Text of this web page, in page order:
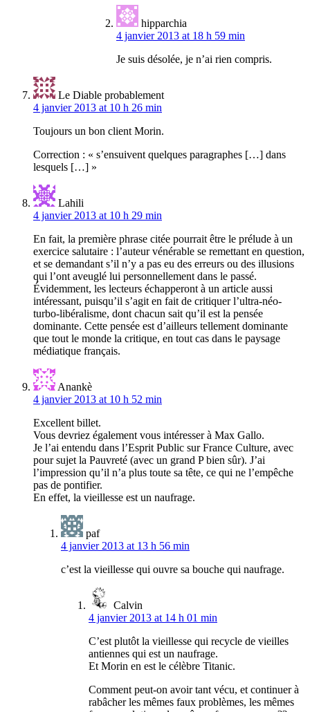
hipparchia
4 janvier 2013 at 18 h 59 min
Je suis désolée, je n’ai rien compris.
Le Diable probablement
4 janvier 2013 at 10 h 26 min
Toujours un bon client Morin.
Correction : « s’ensuivent quelques paragraphes […] dans
lesquels […] »
Lahili
4 janvier 2013 at 10 h 29 min
En fait, la première phrase citée pourrait être le prélude à un
exercice salutaire : l’auteur vénérable se remettant en question,
et se demandant s’il n’y a pas eu des erreurs ou des illusions
qui l’ont aveuglé lui personnellement dans le passé.
Évidemment, les lecteurs échapperont à un article aussi
intéressant, puisqu’il s’agit en fait de critiquer l’ultra-néo-
turbo-libéralisme, dont chacun sait qu’il est la pensée
dominante. Cette pensée est d’ailleurs tellement dominante
que tout le monde la critique, en tout cas dans le paysage
médiatique français.
Anankè
4 janvier 2013 at 10 h 52 min
Excellent billet.
Vous devriez également vous intéresser à Max Gallo.
Je l’ai entendu dans l’Esprit Public sur France Culture, avec
pour sujet la Pauvreté (avec un grand P bien sûr). J’ai
l’impression qu’il n’a plus toute sa tête, ce qui ne l’empêche
pas de pontifier.
En effet, la vieillesse est un naufrage.
paf
4 janvier 2013 at 13 h 56 min
c’est la vieillesse qui ouvre sa bouche qui naufrage.
Calvin
4 janvier 2013 at 14 h 01 min
C’est plutôt la vieillesse qui recycle de vieilles
antiennes qui est un naufrage.
Et Morin en est le célèbre Titanic.
Comment peut-on avoir tant vécu, et continuer à
rabâcher les mêmes faux problèmes, les mêmes